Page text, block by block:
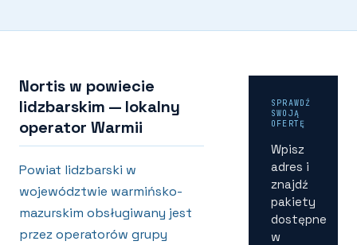
Nortis w powiecie
lidzbarskim — lokalny
operator Warmii
Powiat lidzbarski w
województwie warmińsko-
mazurskim obsługiwany jest
przez operatorów grupy
SPRAWDŹ
SWOJĄ
OFERTĘ
Wpisz
adres i
znajdź
pakiety
dostępne
w